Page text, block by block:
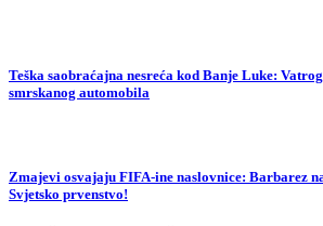
Teška saobraćajna nesreća kod Banje Luke:
smrskanog automobila
Zmajevi osvajaju FIFA-ine naslovnice: Barbarez
Svjetsko prvenstvo!